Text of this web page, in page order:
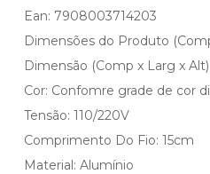
Ean: 7908003714203
Dimensões do Produto
Dimensão (Comp x Larg x
Cor: Confomre grade de cor
Tensão: 110/220V
Comprimento Do Fio: 15cm
Material: Alumínio